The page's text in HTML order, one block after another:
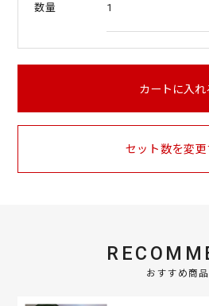
数量 1
カートに入れ
セット数を変更
おすすめ商品